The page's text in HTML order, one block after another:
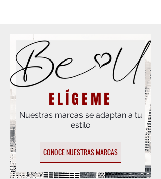
ELÍGEME
Nuestras marcas se adaptan a tu
estilo
CONOCE NUESTRAS MARCAS